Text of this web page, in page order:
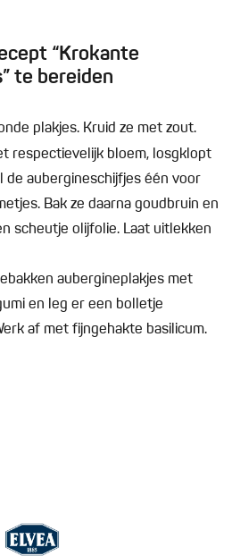
“Krokante
te bereiden
plakjes. Kruid ze met zout.
respectievelijk bloem, losgklopt
de aubergineschijfjes één voor
Bak ze daarna goudbruin en
scheutje olijfolie. Laat uitlekken
aubergineplakjes met
en leg er een bolletje
af met fijngehakte basilicum.